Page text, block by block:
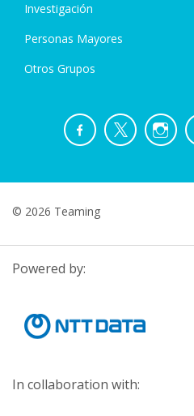
Investigación
Personas Mayores
Otros Grupos
© 2026 Teaming
Powered by:
In collaboration with: